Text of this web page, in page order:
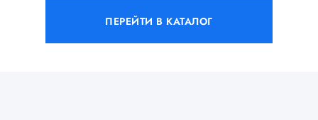
ПЕРЕЙТИ В КАТАЛОГ